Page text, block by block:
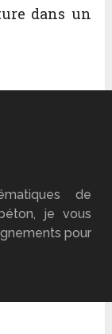
dans un
de
je vous
pour